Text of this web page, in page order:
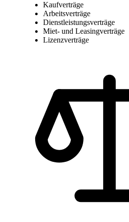
Kaufverträge
Arbeitsverträge
Dienstleistungsverträge
Miet- und Leasingverträge
Lizenzverträge